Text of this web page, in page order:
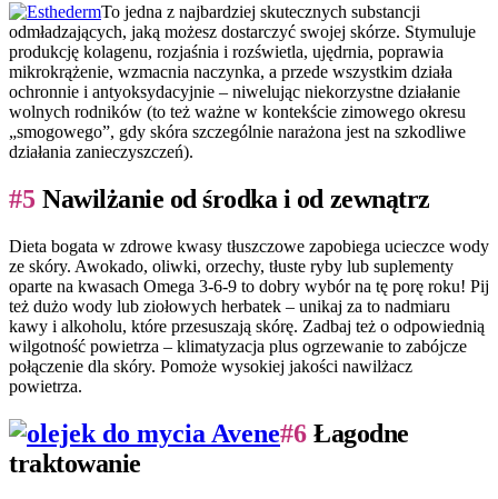
To jedna z najbardziej skutecznych substancji
odmładzających, jaką możesz dostarczyć swojej skórze. Stymuluje
produkcję kolagenu, rozjaśnia i rozświetla, ujędrnia, poprawia
mikrokrążenie, wzmacnia naczynka, a przede wszystkim działa
ochronnie i antyoksydacyjnie – niwelując niekorzystne działanie
wolnych rodników (to też ważne w kontekście zimowego okresu
„smogowego”, gdy skóra szczególnie narażona jest na szkodliwe
działania zanieczyszczeń).
#5 Nawilżanie od środka i od zewnątrz
Dieta bogata w zdrowe kwasy tłuszczowe zapobiega ucieczce wody
ze skóry. Awokado, oliwki, orzechy, tłuste ryby lub suplementy
oparte na kwasach Omega 3-6-9 to dobry wybór na tę porę roku! Pij
też dużo wody lub ziołowych herbatek – unikaj za to nadmiaru
kawy i alkoholu, które przesuszają skórę. Zadbaj też o odpowiednią
wilgotność powietrza – klimatyzacja plus ogrzewanie to zabójcze
połączenie dla skóry. Pomoże wysokiej jakości nawilżacz
powietrza.
#6 Łagodne
traktowanie